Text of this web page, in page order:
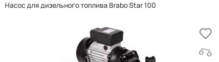
Насос для дизельного топлива Brabo Star 100